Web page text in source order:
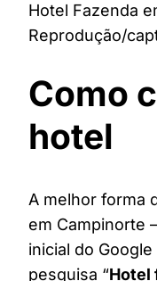
Hotel Fazenda
Reprodução/
Como
hotel
A melhor forma
em Campinorte
inicial do
pesquisa “Hotel